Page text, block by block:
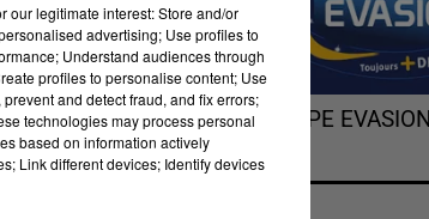
L'HOROSCOPE EVASION
our legitimate interest: Store and/or
advertising; Use profiles to
Understand audiences through
profiles to personalise content; Use
and detect fraud, and fix errors;
technologies may process personal
based on information actively
Link different devices; Identify devices